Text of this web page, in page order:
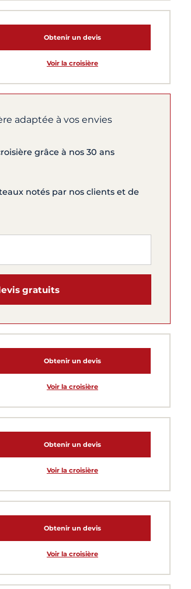
Obtenir un devis
Voir la croisière
adaptée à vos envies
grâce à nos 30 ans
notés par nos clients et de
gratuits
Obtenir un devis
Voir la croisière
Obtenir un devis
Voir la croisière
Obtenir un devis
Voir la croisière